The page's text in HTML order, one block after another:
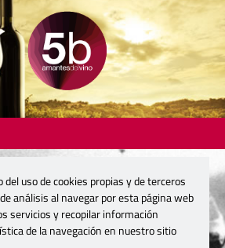
del uso de cookies propias y de terceros
análisis al navegar por esta página web
servicios y recopilar información
de la navegación en nuestro sitio